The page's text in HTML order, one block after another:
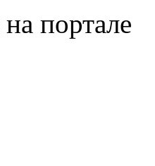
на портале